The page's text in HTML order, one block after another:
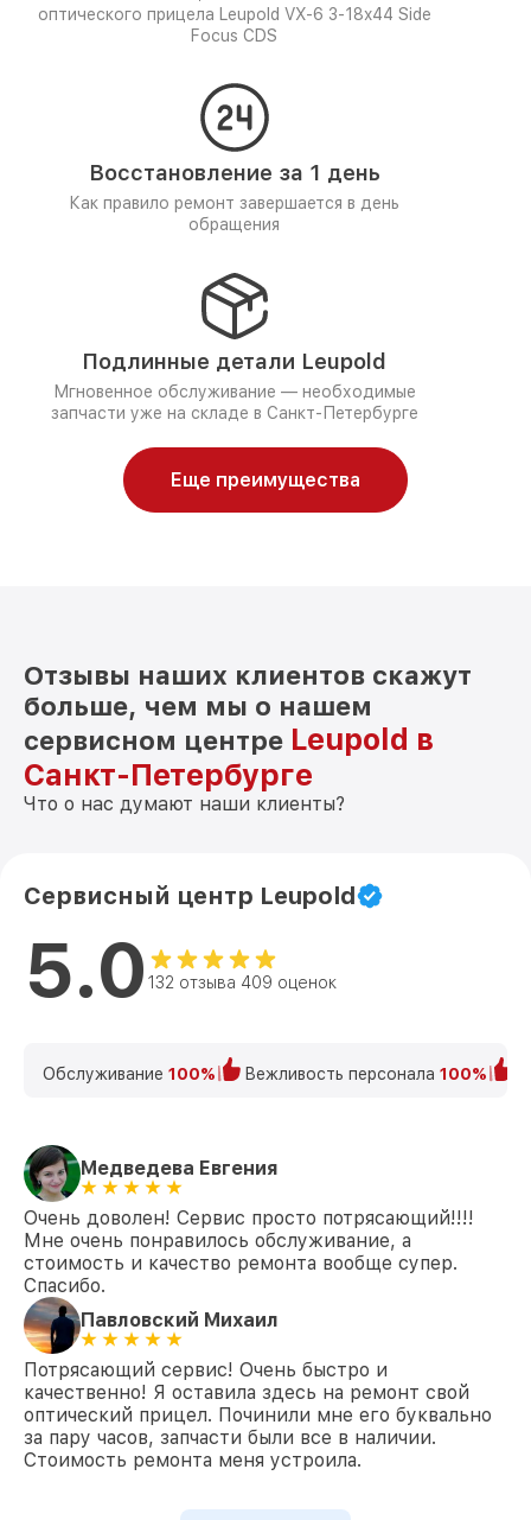
оптического прицела Leupold VX-6 3-18x44 Side
Focus CDS
Восстановление за 1 день
Как правило ремонт завершается в день
обращения
Подлинные детали Leupold
Мгновенное обслуживание — необходимые
запчасти уже на складе в Санкт-Петербурге
Еще преимущества
Отзывы наших клиентов скажут
больше, чем мы о нашем
сервисном центре Leupold в
Санкт-Петербурге
Что о нас думают наши клиенты?
Сервисный центр Leupold
5.0 132 отзыва 409 оценок
Обслуживание 100% Вежливость персонала 100%
Медведева Евгения
Очень доволен! Сервис просто потрясающий!!!!
Мне очень понравилось обслуживание, а
стоимость и качество ремонта вообще супер.
Спасибо.
Павловский Михаил
Потрясающий сервис! Очень быстро и
качественно! Я оставила здесь на ремонт свой
оптический прицел. Починили мне его буквально
за пару часов, запчасти были все в наличии.
Стоимость ремонта меня устроила.